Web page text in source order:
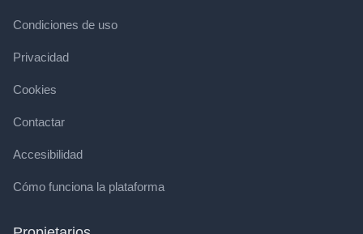
Condiciones de uso
Privacidad
Cookies
Contactar
Accesibilidad
Cómo funciona la plataforma